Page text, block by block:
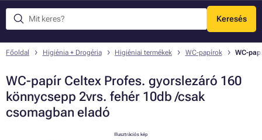
Keresés
Menü
Főoldal Higiénia + Drogéria Higiéniai termékek WC-papírok WC-
WC-papír Celtex Profes. gyorslezáró 160
könnycsepp 2vrs. fehér 10db /csak
csomagban eladó
Illusztrációs kép